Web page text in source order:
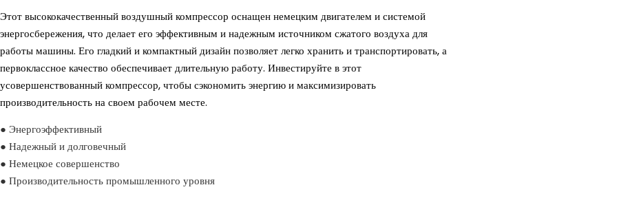
Этот высококачественный воздушный компрессор оснащен немецким двигателем и системой
энергосбережения, что делает его эффективным и надежным источником сжатого воздуха для
работы машины. Его гладкий и компактный дизайн позволяет легко хранить и транспортировать, а
первоклассное качество обеспечивает длительную работу. Инвестируйте в этот
усовершенствованный компрессор, чтобы сэкономить энергию и максимизировать
производительность на своем рабочем месте.
● Энергоэффективный
● Надежный и долговечный
● Немецкое совершенство
● Производительность промышленного уровня